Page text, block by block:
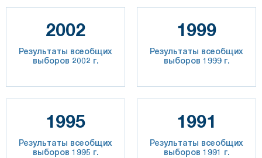
2002
Результаты всеобщих
выборов 2002 г.
1999
Результаты всеобщих
выборов 1999 г.
1995
Результаты всеобщих
выборов 1995 г.
1991
Результаты всеобщих
выборов 1991 г.